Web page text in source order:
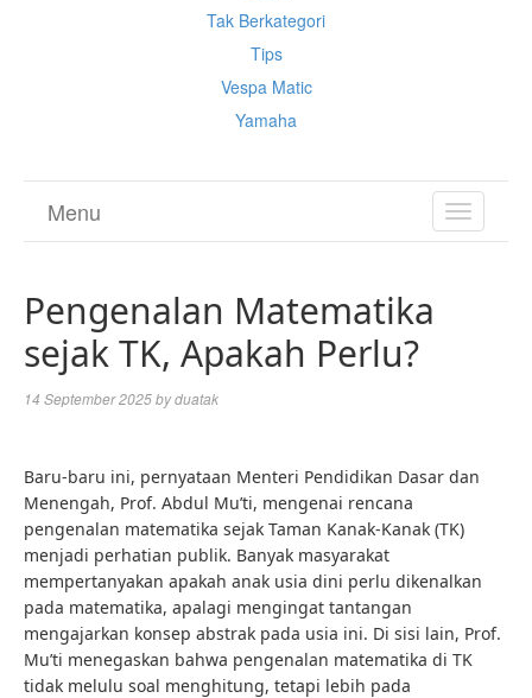
Tak Berkategori
Tips
Vespa Matic
Yamaha
TOGGLE
Menu
Pengenalan Matematika
sejak TK, Apakah Perlu?
14 September 2025byduatak
Baru-baru ini, pernyataan Menteri Pendidikan Dasar dan
Menengah, Prof. Abdul Mu’ti, mengenai rencana
pengenalan matematika sejak Taman Kanak-Kanak (TK)
menjadi perhatian publik. Banyak masyarakat
mempertanyakan apakah anak usia dini perlu dikenalkan
pada matematika, apalagi mengingat tantangan
mengajarkan konsep abstrak pada usia ini. Di sisi lain, Prof.
Mu’ti menegaskan bahwa pengenalan matematika di TK
tidak melulu soal menghitung, tetapi lebih pada